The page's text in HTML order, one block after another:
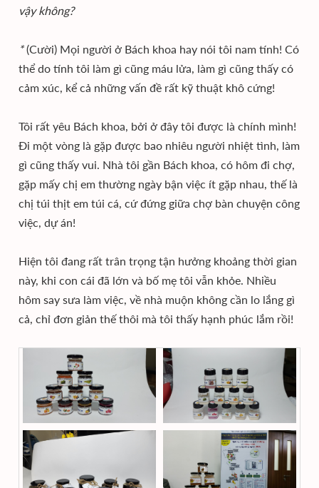
vậy không?
*(Cười) Mọi người ở Bách khoa hay nói tôi nam tính! Có
thể do tính tôi làm gì cũng máu lửa, làm gì cũng thấy có
cảm xúc, kể cả những vấn đề rất kỹ thuật khô cứng!
Tôi rất yêu Bách khoa, bởi ở đây tôi được là chính mình!
Đi một vòng là gặp được bao nhiêu người nhiệt tình, làm
gì cũng thấy vui. Nhà tôi gần Bách khoa, có hôm đi chợ,
gặp mấy chị em thường ngày bận việc ít gặp nhau, thế là
chị túi thịt em túi cá, cứ đứng giữa chợ bàn chuyện công
việc, dự án!
Hiện tôi đang rất trân trọng tận hưởng khoảng thời gian
này, khi con cái đã lớn và bố mẹ tôi vẫn khỏe. Nhiều
hôm say sưa làm việc, về nhà muộn không cần lo lắng gì
cả, chỉ đơn giản thế thôi mà tôi thấy hạnh phúc lắm rồi!